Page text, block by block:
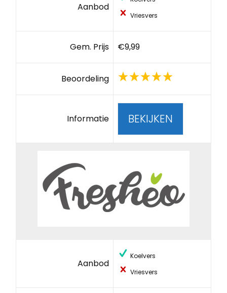
Aanbod
Vriesvers
Gem. Prijs €9,99
Beoordeling
Informatie BEKIJKEN
Aanbod
Koelvers
Vriesvers